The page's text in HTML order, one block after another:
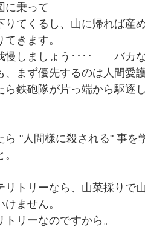
に乗って
りてくるし、山に帰れば産
きます。
慢しましょう････ バ
、まず優先するのは人間愛
ら鉄砲隊が片っ端から駆逐
ら "人間様に殺される" 事を
リトリーなら、山菜採りで
ません。
リーなのですから。